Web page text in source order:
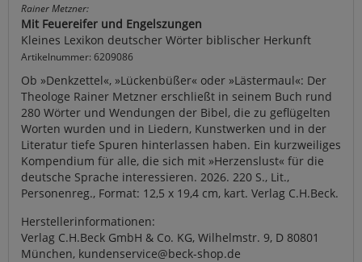
Rainer Metzner:
Mit Feuereifer und Engelszungen
Kleines Lexikon deutscher Wörter biblischer Herkunft
Artikelnummer: 6209086
Ob »Denkzettel«, »Lückenbüßer« oder »Lästermaul«: Der
Theologe Rainer Metzner erschließt in seinem Buch rund
280 Wörter und Wendungen der Bibel, die zu geflügelten
Worten wurden und in Liedern, Kunstwerken und in der
Literatur tiefe Spuren hinterlassen haben. Ein kurzweiliges
Kompendium für alle, die sich mit »Herzenslust« für die
deutsche Sprache interessieren. 2026. 220 S., Lit.,
Personenreg., Format: 12,5 x 19,4 cm, kart. Verlag C.H.Beck.
Herstellerinformationen:
Verlag C.H.Beck GmbH & Co. KG, Wilhelmstr. 9, D 80801
München, kundenservice@beck-shop.de